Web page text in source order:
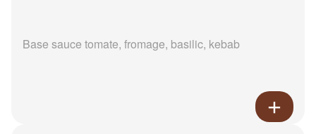
Base sauce tomate, fromage, basilic, kebab